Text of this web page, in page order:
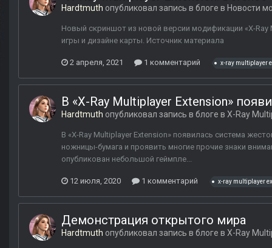
Hardtmuth опубликовал запись в блоге в Новости
Новый скриншот из новой версии модификации «X-
игры и дизайне карты. Источник материала
2 апреля, 2021 1 комментарий x-ray multiplayer
В «X-Ray Multiplayer Extension»
Hardtmuth опубликовал запись в блоге в X-Ray
В «X-Ray Multiplayer Extension» появилась система
ножницы-бумага и проявить многие прочие знаки
опубликован небольшой геймпле...
12 июля, 2020 1 комментарий x-ray multiplayer
Демонстрация открытого мира
Hardtmuth опубликовал запись в блоге в X-Ray